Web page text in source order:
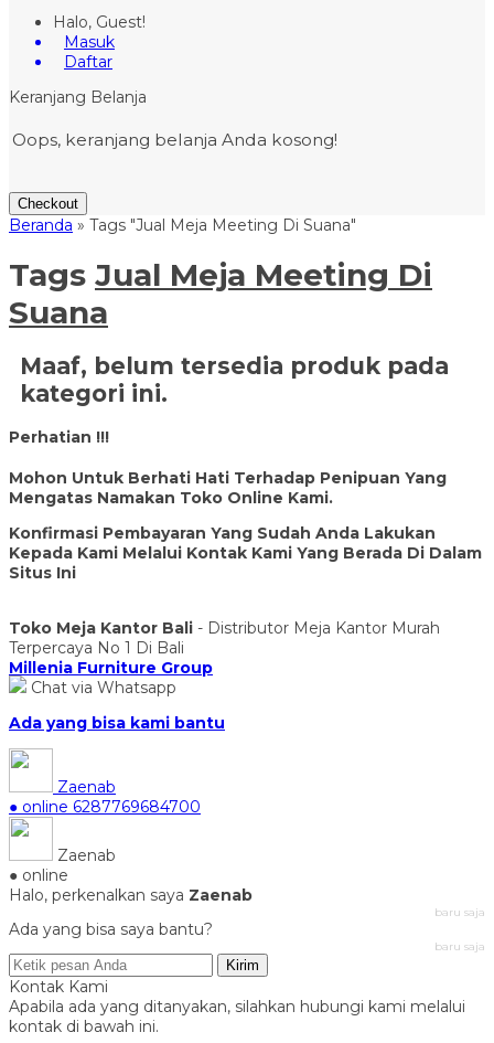
Halo, Guest!
Masuk
Daftar
Keranjang Belanja
Oops, keranjang belanja Anda kosong!
Checkout
Beranda » Tags "Jual Meja Meeting Di Suana"
Tags Jual Meja Meeting Di
Suana
Maaf, belum tersedia produk pada
kategori ini.
Perhatian !!!
Mohon Untuk Berhati Hati Terhadap Penipuan Yang
Mengatas Namakan Toko Online Kami.
Konfirmasi Pembayaran Yang Sudah Anda Lakukan
Kepada Kami Melalui Kontak Kami Yang Berada Di Dalam
Situs Ini
Toko Meja Kantor Bali - Distributor Meja Kantor Murah
Terpercaya No 1 Di Bali
Millenia Furniture Group
Chat via Whatsapp
Ada yang bisa kami bantu
Zaenab
● online 6287769684700
Zaenab
● online
Halo, perkenalkan saya Zaenab
baru saja
Ada yang bisa saya bantu?
baru saja
Kirim
Kontak Kami
Apabila ada yang ditanyakan, silahkan hubungi kami melalui
kontak di bawah ini.